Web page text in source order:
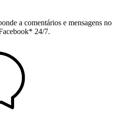
a comentários e mensagens no
24/7.